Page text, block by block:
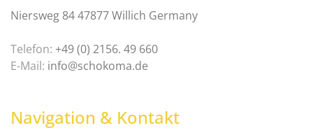
Niersweg 84 47877 Willich Germany
Telefon: +49 (0) 2156. 49 660
E-Mail: info@schokoma.de
Navigation & Kontakt